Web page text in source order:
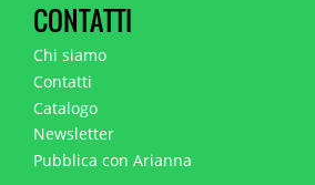
CONTATTI
Chi siamo
Contatti
Catalogo
Newsletter
Pubblica con Arianna